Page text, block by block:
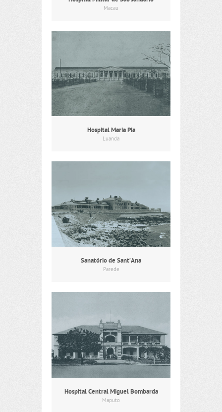
Macau
Hospital Maria Pia
Luanda
Sanatório de Sant’Ana
Parede
Hospital Central Miguel Bombarda
Maputo